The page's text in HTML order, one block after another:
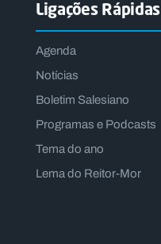
Ligações Rápidas
Agenda
Notícias
Boletim Salesiano
Programas e Podcasts
Tema do ano
Lema do Reitor-Mor